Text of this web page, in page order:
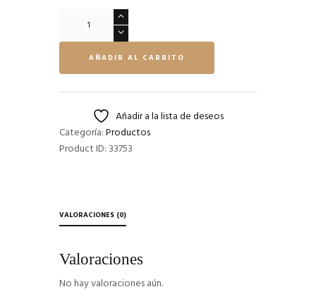
sol
cantidad
AÑADIR AL CARRITO
Añadir a la lista de deseos
Categoría:Productos
Product ID: 33753
VALORACIONES (0)
Valoraciones
No hay valoraciones aún.